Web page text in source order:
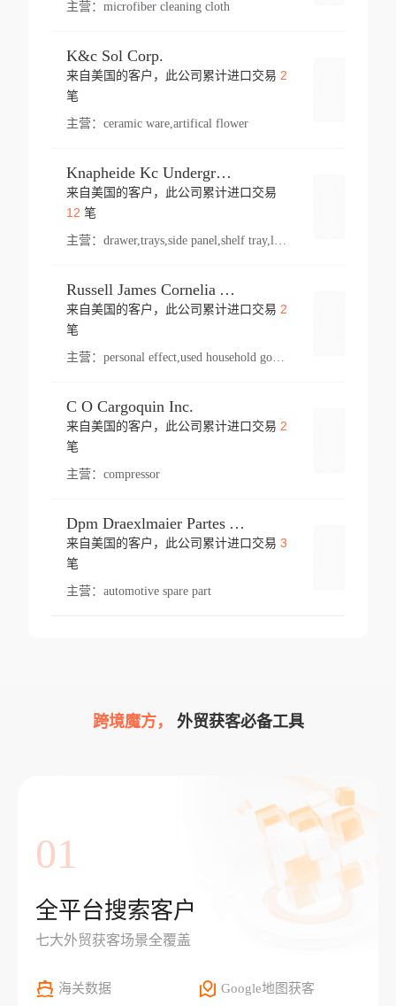
主营： microfiber cleaning cloth
K&c Sol Corp.
来自美国的客户，此公司累计进口交易 2
笔
主营： ceramic ware,artifical flower
Knapheide Kc Underground
来自美国的客户，此公司累计进口交易
12 笔
主营：
Russell James Cornelia Arlington Va
来自美国的客户，此公司累计进口交易 2
笔
主营： personal effect,used household goods
C O Cargoquin Inc.
来自美国的客户，此公司累计进口交易 2
笔
主营： compressor
Dpm Draexlmaier Partes Automotrices Corr Ind Huejotzingo
来自美国的客户，此公司累计进口交易 3
笔
主营： automotive spare part
跨境魔方， 外贸获客必备工具
01
全平台搜索客户
七大外贸获客场景全覆盖
海关数据 Google地图获客